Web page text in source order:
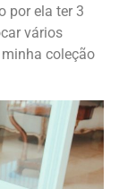
por ela ter 3
vários
coleção